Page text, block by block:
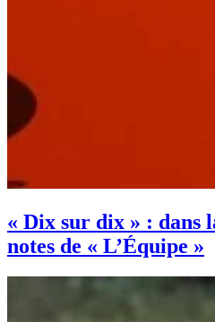
« Dix sur dix » : dans
notes de « L’Équipe »